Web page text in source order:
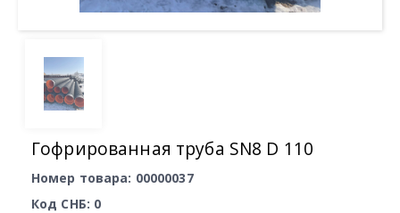
Гофрированная труба SN8 D 110
Номер товара: 00000037
Код СНБ: 0